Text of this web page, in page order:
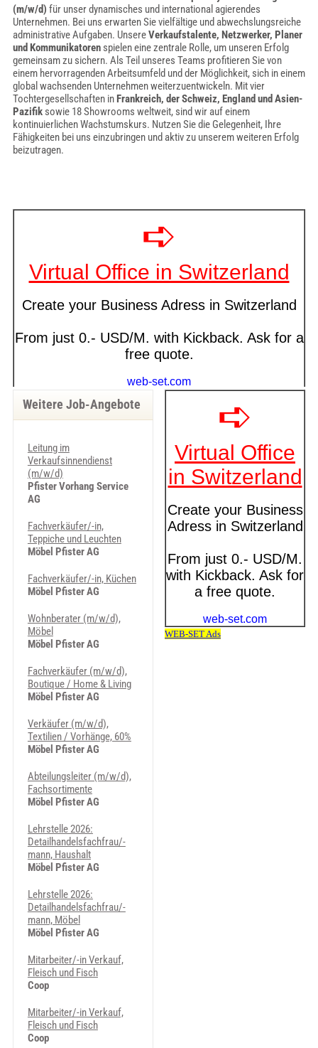
(m/w/d) für unser dynamisches und international agierendes
Unternehmen. Bei uns erwarten Sie vielfältige und abwechslungsreiche
administrative Aufgaben. UnsereVerkaufstalente, Netzwerker, Planer
und Kommunikatorenspielen eine zentrale Rolle, um unseren Erfolg
gemeinsam zu sichern. Als Teil unseres Teams profitieren Sie von
einem hervorragenden Arbeitsumfeld und der Möglichkeit, sich in einem
global wachsenden Unternehmen weiterzuentwickeln. Mit vier
Tochtergesellschaften inFrankreich, der Schweiz, England und Asien-
Pazifiksowie 18 Showrooms weltweit, sind wir auf einem
kontinuierlichen Wachstumskurs. Nutzen Sie die Gelegenheit, Ihre
Fähigkeiten bei uns einzubringen und aktiv zu unserem weiteren Erfolg
beizutragen.
Weitere Job-Angebote
Leitung im
Verkaufsinnendienst
(m/w/d)
Pfister Vorhang Service
AG
Fachverkäufer/-in,
Teppiche und Leuchten
Möbel Pfister AG
Fachverkäufer/-in, Küchen
Möbel Pfister AG
Wohnberater (m/w/d),
Möbel
Möbel Pfister AG
Fachverkäufer (m/w/d),
Boutique / Home & Living
Möbel Pfister AG
Verkäufer (m/w/d),
Textilien / Vorhänge, 60%
Möbel Pfister AG
Abteilungsleiter (m/w/d),
Fachsortimente
Möbel Pfister AG
Lehrstelle 2026:
Detailhandelsfachfrau/-
mann, Haushalt
Möbel Pfister AG
Lehrstelle 2026:
Detailhandelsfachfrau/-
mann, Möbel
Möbel Pfister AG
Mitarbeiter/-in Verkauf,
Fleisch und Fisch
Coop
Mitarbeiter/-in Verkauf,
Fleisch und Fisch
Coop